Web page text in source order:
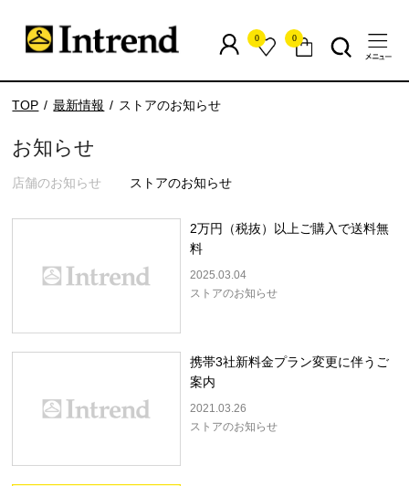
0 0
TOP 最新情報 ストアのお知らせ
お知らせ
店舗のお知らせ ストアのお知らせ
2万円（税抜）以上ご購入で送料無
料
2025.03.04
ストアのお知らせ
携帯3社新料金プラン変更に伴うご
案内
2021.03.26
ストアのお知らせ